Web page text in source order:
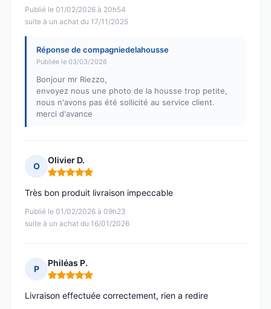
Publié le 01/02/2026 à 20h54
suite à un achat du 17/11/2025
Réponse de compagniedelahousse
Publiée le 03/03/2026
Bonjour mr Riezzo,
envoyez nous une photo de la housse trop petite,
nous n'avons pas été sollicité au service client.
merci d'avance
O
Olivier D.
Note : 5 sur 5
Publié le 01/02/2026 à 09h23
suite à un achat du 16/01/2026
Très bon produit livraison impeccable
P
Philéas P.
Note : 5 sur 5
Livraison effectuée correctement, rien a redire